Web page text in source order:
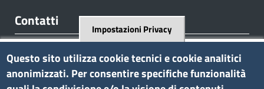
Contatti
tel. 0165 573001
P.I. 01079470074
Impostazioni Privacy
Questo sito utilizza cookie tecnici e cookie analitici
anonimizzati. Per consentire specifiche funzionalità